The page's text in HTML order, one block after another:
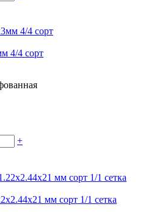
4/4 сорт
+
мм сорт 1/1 сетка